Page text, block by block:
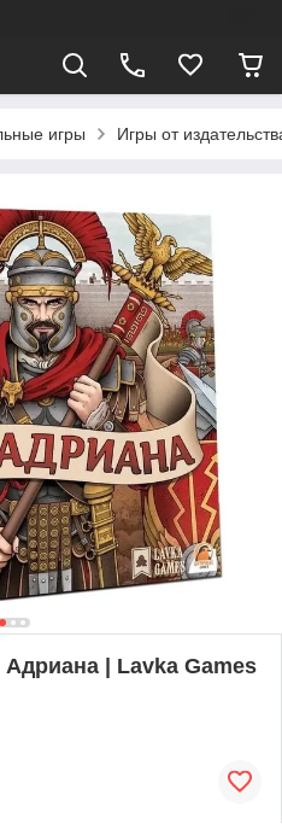
игры Игры от
| Lavka Games